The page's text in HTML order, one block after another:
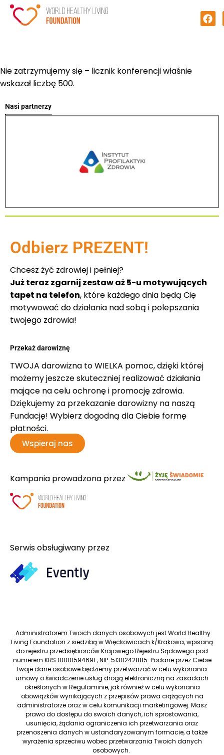
Nie zatrzymujemy się – licznik konferencji właśnie
wskazał liczbę 500.
Nasi partnerzy
Odbierz PREZENT!
Chcesz żyć zdrowiej i pełniej?
Już teraz zgarnij zestaw aż 5-u motywujących
tapet na telefon, które każdego dnia będą Cię
motywować do działania nad sobą i polepszania
twojego zdrowia!
Przekaż darowiznę
TWOJA darowizna to WIELKA pomoc, dzięki której
możemy jeszcze skuteczniej realizować działania
mające na celu ochronę i promocję zdrowia.
Dziękujemy za przekazanie darowizny na naszą
Fundację! Wybierz dogodną dla Ciebie formę
płatności.
Wspieraj nas
Kampania prowadzona przez
Serwis obsługiwany przez
Administratorem Twoich danych osobowych jest World Healthy
Living Foundation z siedzibą w Więckowicach k/Krakowa, wpisaną
do rejestru przedsiębiorców Krajowego Rejestru Sądowego pod
numerem KRS 0000594691 , NIP: 5130242885. Podane przez Ciebie
twoje dane osobowe będziemy przetwarzać w celu wykonania
umowy o świadczenie usług drogą elektroniczną na zasadach
określonych w Regulaminie, jak również w celu wykonania
obowiązków wynikających z przepisów prawa ciążących na
administratorze oraz w celu komunikacji marketingowej. Masz
prawo do dostępu do swoich danych, ich sprostowania,
usunięcia, żądania ograniczenia ich przetwarzania oraz
przenoszenia danych w ustandaryzowanym formacie, a także
wyrażenia sprzeciwu wobec przetwarzania Twoich danych
osobowych.